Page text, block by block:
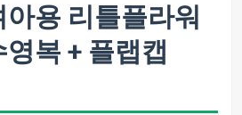
용 리틀플라워
복 + 플랩캡